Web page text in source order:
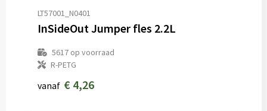
LT57001_N0401
InSideOut Jumper fles 2.2L
5617op voorraad
R-PETG
vanaf € 4,26